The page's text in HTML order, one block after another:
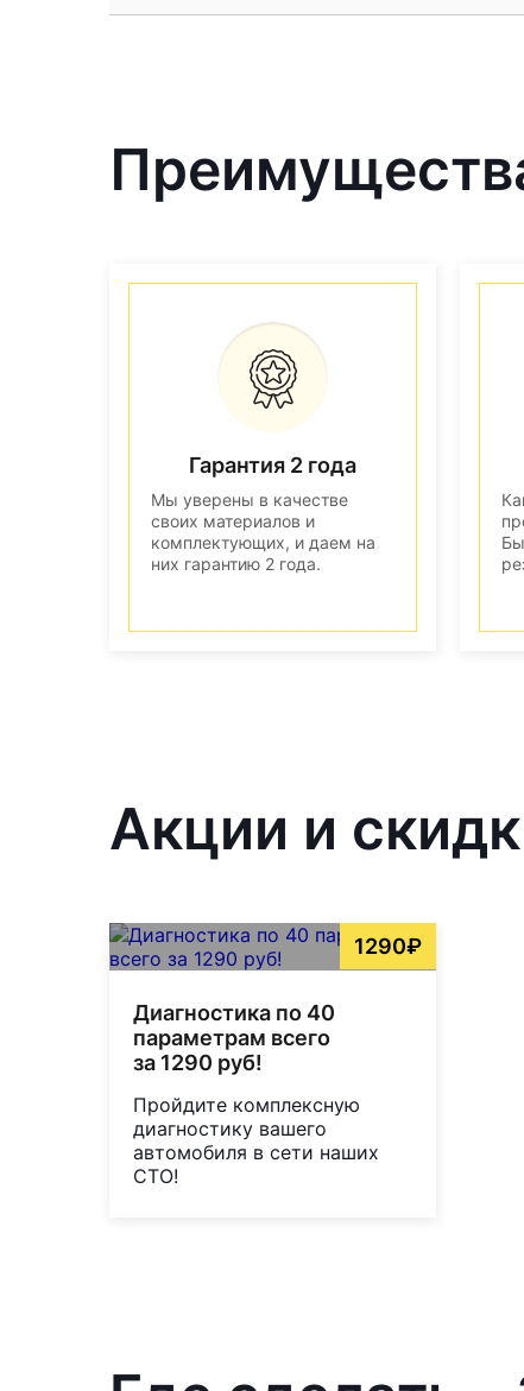
Гарантия 2 года
Мы уверены в качестве
своих материалов и
комплектующих, и даем на
них гарантию 2 года.
Акции и
1290₽
Диагностика по 40
параметрам всего
за 1290 руб!
Пройдите комплексную
диагностику вашего
автомобиля в сети наших
СТО!